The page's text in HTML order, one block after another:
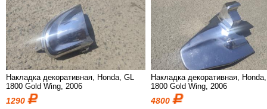
Накладка декоративная, Honda, GL
1800 Gold Wing, 2006
1290
Накладка декоративная,
1800 Gold Wing, 2006
4800